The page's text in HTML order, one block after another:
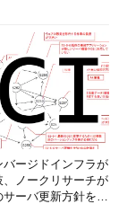
バージドインフラが
、ノークリサーチが
ーバ更新方針を調